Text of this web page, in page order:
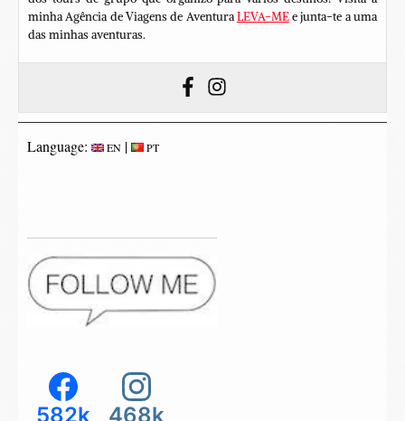
minha Agência de Viagens de AventuraLEVA-MEe junta-te a uma
das minhas aventuras.
Language: EN | PT
582k 468k